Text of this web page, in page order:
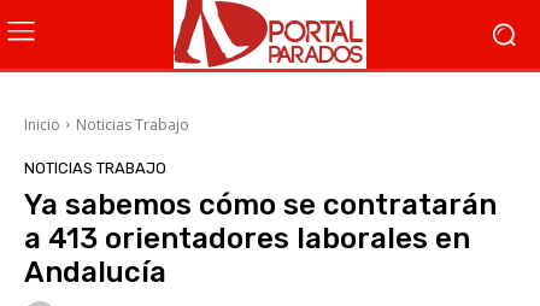
Inicio Noticias Trabajo
NOTICIAS TRABAJO
Ya sabemos cómo se contratarán
a 413 orientadores laborales en
Andalucía